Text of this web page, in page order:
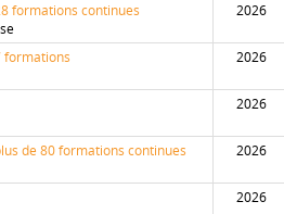
formations continues
2026
formations
2026
2026
de 80 formations continues
2026
2026